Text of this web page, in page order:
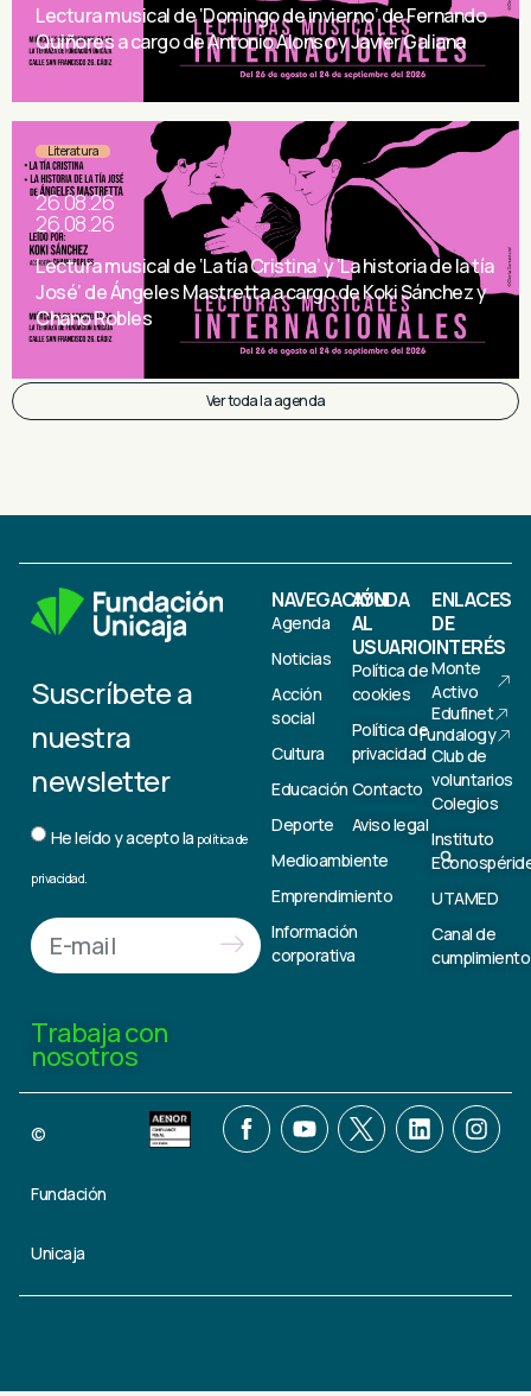
Lectura musical de ‘Domingo de invierno’ de Fernando
Quiñores a cargo de Antonio Alonso y Javier Galiana
Literatura
26.08.26
26.08.26
Lectura musical de ‘La tía Cristina’ y ‘La historia de la tía
José’ de Ángeles Mastretta a cargo de Koki Sánchez y
Chano Robles
Ver toda la agenda
Suscríbete a
nuestra
newsletter
He leído y acepto la política de
privacidad.
Trabaja con
nosotros
NAVEGACIÓN
Agenda
Noticias
Acción
social
Cultura
Educación
Deporte
Medioambiente
Emprendimiento
Información
corporativa
AYUDA
AL
USUARIO
Política de
cookies
Política de
privacidad
Contacto
Aviso legal
ENLACES
DE
INTERÉS
Monte
Activo
Edufinet
Fundalogy
Club de
voluntarios
Colegios
Instituto
UTAMED
Canal de
cumplimiento
©
Fundación
Unicaja